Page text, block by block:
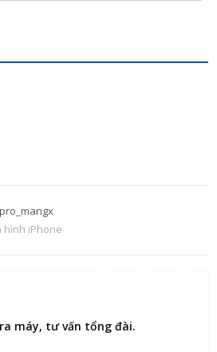
hình iPhone
máy, tư vấn tổng đài.